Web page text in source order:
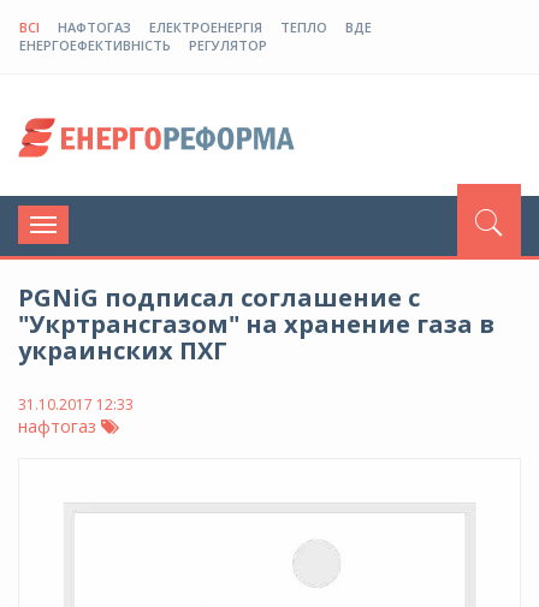
ВСІ НАФТОГАЗ ЕЛЕКТРОЕНЕРГІЯ ТЕПЛО
ВДЕ
ЕНЕРГОЕФЕКТИВНІСТЬ
РЕГУЛЯТОР
Toggle
navigation
PGNiG подписал соглашение с
"Укртрансгазом" на хранение газа в
украинских ПХГ
31.10.2017 12:33
нафтогаз